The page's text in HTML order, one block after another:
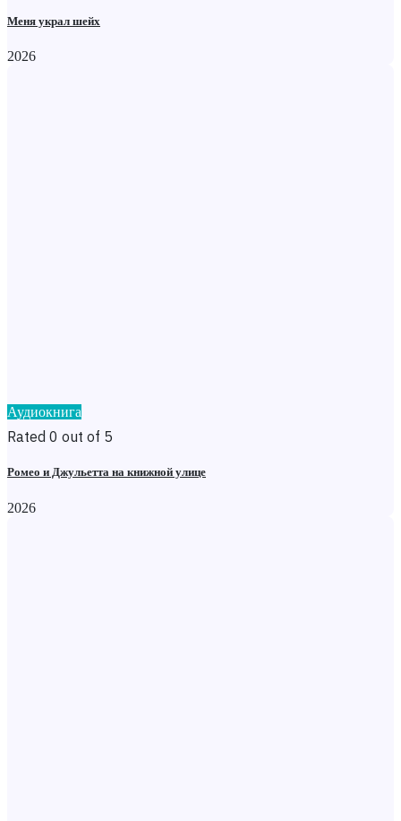
Меня украл шейх
2026
Аудиокнига
Rated 0 out of 5
Ромео и Джульетта на книжной улице
2026